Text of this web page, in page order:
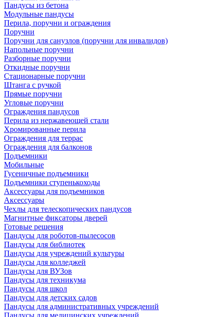
Пандусы из бетона
Модульные пандусы
Перила, поручни и ограждения
Поручни
Поручни для санузлов (поручни для инвалидов)
Напольные поручни
Разборные поручни
Откидные поручни
Стационарные поручни
Штанга с ручкой
Прямые поручни
Угловые поручни
Ограждения пандусов
Перила из нержавеющей стали
Хромированные перила
Ограждения для террас
Ограждения для балконов
Подъемники
Мобильные
Гусеничные подъемники
Подъемники ступенькоходы
Аксессуары для подъемников
Аксессуары
Чехлы для телескопических пандусов
Магнитные фиксаторы дверей
Готовые решения
Пандусы для роботов-пылесосов
Пандусы для библиотек
Пандусы для учреждений культуры
Пандусы для колледжей
Пандусы для ВУЗов
Пандусы для техникума
Пандусы для школ
Пандусы для детских садов
Пандусы для административных учреждений
Пандусы для медицинских учреждений